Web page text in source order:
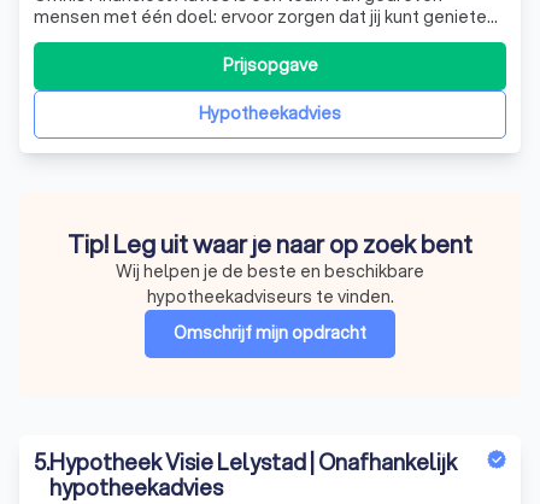
mensen met één doel: ervoor zorgen dat jij kunt genieten
van je leven zonder je druk te maken over je financiën. Wij
laten je meegroeien met je geldzaken. Omnis is Latijn voor
allesomvattend. Voor al je vragen over hypotheken,
pensioenen, financiëleHypotheekadvies
Prijsopgave
Tip! Leg uit waar je naar op zoek bent
Wij helpen je de beste en beschikbare
hypotheekadviseurs te vinden.
Omschrijf mijn opdracht
5.Hypotheek Visie Lelystad | Onafhankelijk
hypotheekadvies